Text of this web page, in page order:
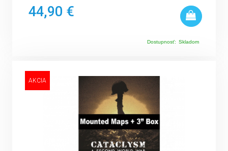
44,90 €
Dostupnosť: Skladom
AKCIA